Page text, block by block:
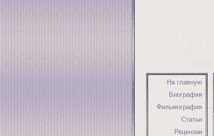
На главную
Биография
Фильмография
Статьи
Рецензии